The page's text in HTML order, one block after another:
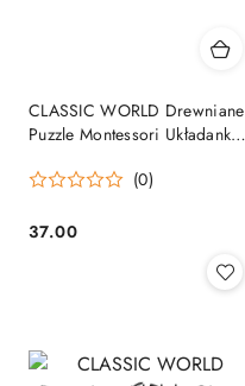
CLASSIC WORLD Drewniane
Puzzle Montessori Układanka
el.
(0)
Cena:
37.00